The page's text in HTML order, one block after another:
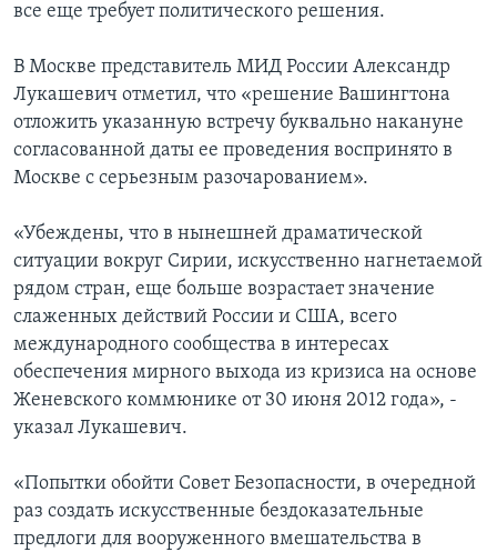
все еще требует политического решения.
В Москве представитель МИД России Александр
Лукашевич отметил, что «решение Вашингтона
отложить указанную встречу буквально накануне
согласованной даты ее проведения воспринято в
Москве с серьезным разочарованием».
«Убеждены, что в нынешней драматической
ситуации вокруг Сирии, искусственно нагнетаемой
рядом стран, еще больше возрастает значение
слаженных действий России и США, всего
международного сообщества в интересах
обеспечения мирного выхода из кризиса на основе
Женевского коммюнике от 30 июня 2012 года», -
указал Лукашевич.
«Попытки обойти Совет Безопасности, в очередной
раз создать искусственные бездоказательные
предлоги для вооруженного вмешательства в